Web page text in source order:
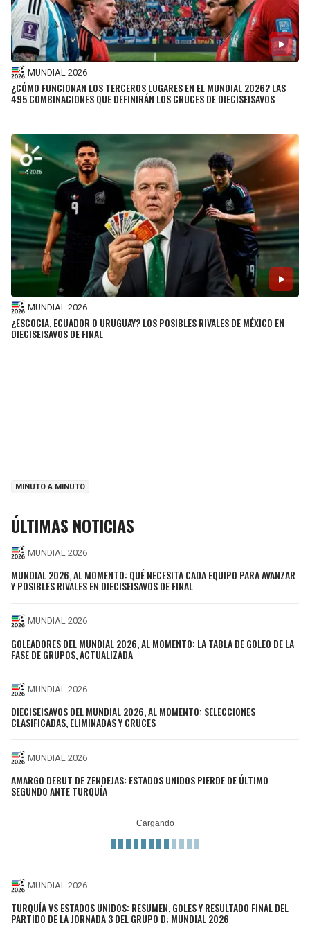
MUNDIAL 2026
¿CÓMO FUNCIONAN LOS TERCEROS LUGARES EN EL MUNDIAL 2026? LAS
495 COMBINACIONES QUE DEFINIRÁN LOS CRUCES DE DIECISEISAVOS
MUNDIAL 2026
¿ESCOCIA, ECUADOR O URUGUAY? LOS POSIBLES RIVALES DE MÉXICO EN
DIECISEISAVOS DE FINAL
MINUTO A MINUTO
ÚLTIMAS NOTICIAS
MUNDIAL 2026
MUNDIAL 2026, AL MOMENTO: QUÉ NECESITA CADA EQUIPO PARA AVANZAR
Y POSIBLES RIVALES EN DIECISEISAVOS DE FINAL
MUNDIAL 2026
GOLEADORES DEL MUNDIAL 2026, AL MOMENTO: LA TABLA DE GOLEO DE LA
FASE DE GRUPOS, ACTUALIZADA
MUNDIAL 2026
DIECISEISAVOS DEL MUNDIAL 2026, AL MOMENTO: SELECCIONES
CLASIFICADAS, ELIMINADAS Y CRUCES
MUNDIAL 2026
AMARGO DEBUT DE ZENDEJAS: ESTADOS UNIDOS PIERDE DE ÚLTIMO
SEGUNDO ANTE TURQUÍA
MUNDIAL 2026
TURQUÍA VS ESTADOS UNIDOS: RESUMEN, GOLES Y RESULTADO FINAL DEL
PARTIDO DE LA JORNADA 3 DEL GRUPO D; MUNDIAL 2026